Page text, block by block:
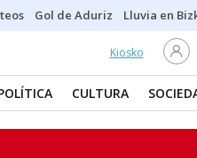
Gol de Aduriz Lluvia en
Kiosko
CULTURA